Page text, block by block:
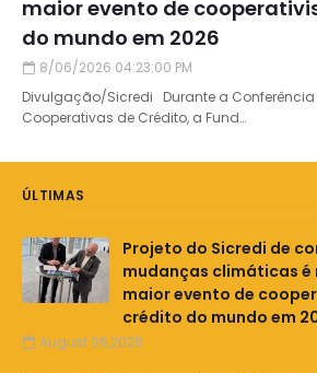
maior evento de
do mundo em 2026
8/06/2026 04:23:00 PM
Divulgação/Sicredi Durante a
Cooperativas de Crédito, a Fund…
ÚLTIMAS
Projeto do Sicredi de
mudanças climáticas é
maior evento de
crédito do mundo em
August 06,2026